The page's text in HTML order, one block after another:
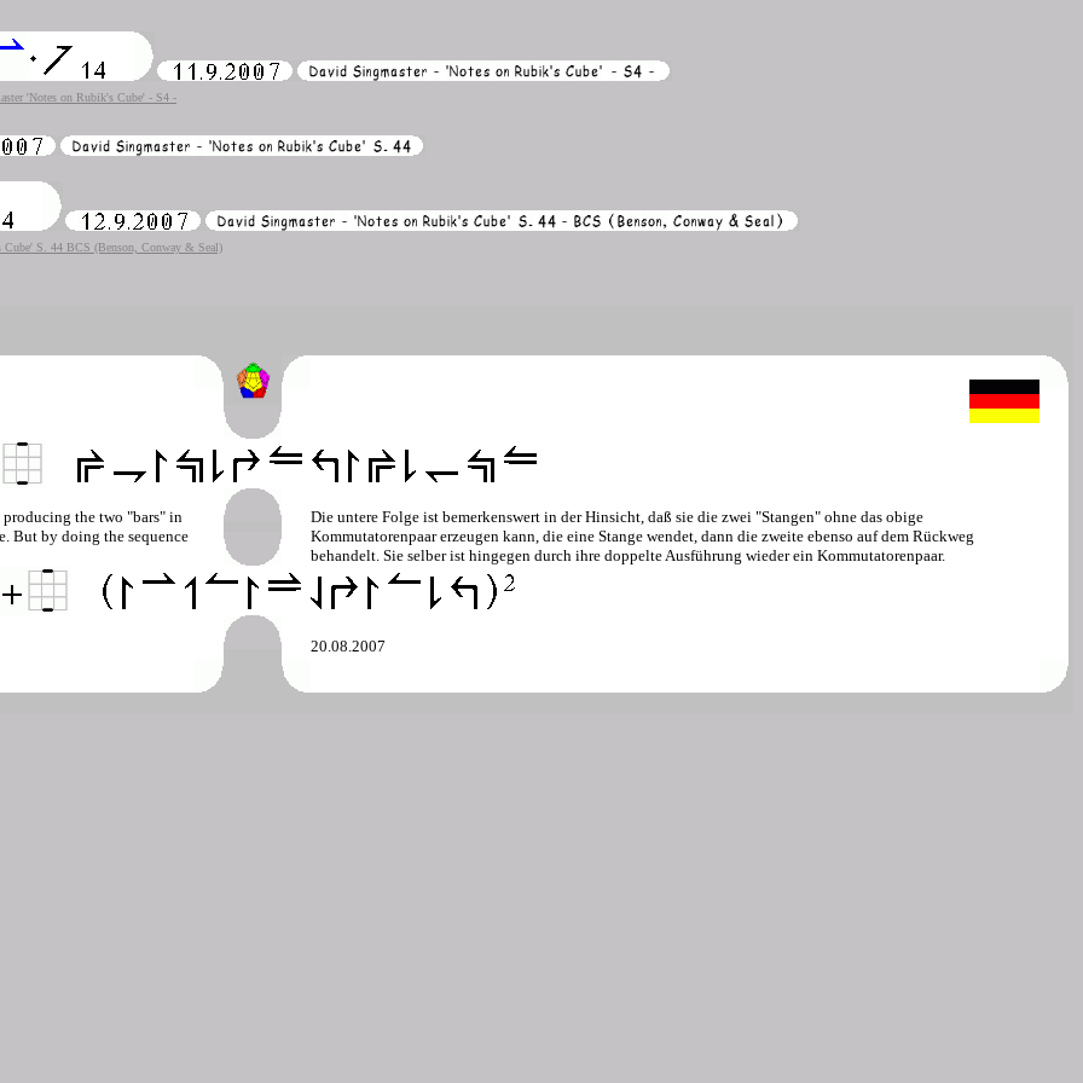
'Notes on Rubik's Cube' - S4 -
S. 44 BCS (Benson, Conway & Seal)
producing the two "bars" in
But by doing the sequence
Die untere Folge ist bemerkenswert in der Hinsicht, daß sie die zwei "Stangen" ohne das obige
Kommutatorenpaar erzeugen kann, die eine Stange wendet, dann die zweite ebenso auf dem Rückweg
behandelt. Sie selber ist hingegen durch ihre doppelte Ausführung wieder ein Kommutatorenpaar.
20.08.2007